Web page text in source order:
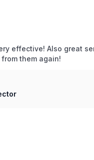
effective! Also great
them again!